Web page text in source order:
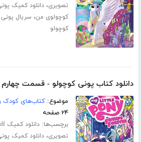
تصویری،دانلود کمیک
کوچولوی من، سریال پونی
کوچولو
دانلود کتاب پونی کوچولو - قسمت چهارم
موضوع:کتاب‌های کودک
۲۴ صفحه
برچسب‌ها:دانلود کمیک My Little Pony pdf
تصویری،دانلود کمیک